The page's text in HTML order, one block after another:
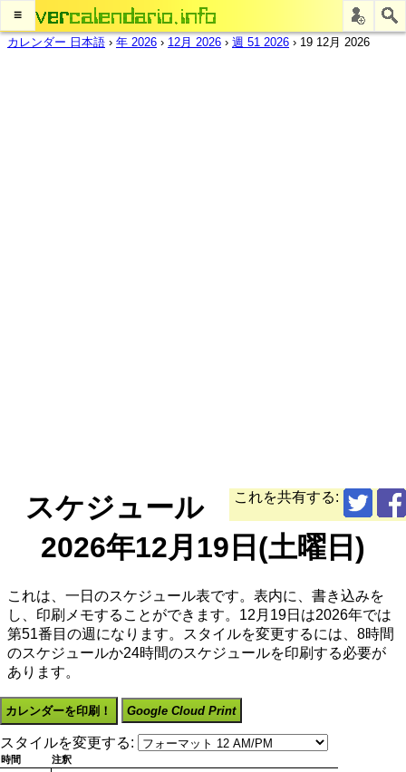
≡
カレンダー 日本語 › 年 2026 › 12月 2026 › 週 51 2026 › 19 12月 2026
これを共有する:
スケジュール
2026年12月19日(土曜日)
これは、一日のスケジュール表です。表内に、書き込みを
し、印刷メモすることができます。12月19日は2026年では
第51番目の週になります。スタイルを変更するには、8時間
のスケジュールか24時間のスケジュールを印刷する必要が
あります。
カレンダーを印刷！ Google Cloud Print
スタイルを変更する:
時間 注釈